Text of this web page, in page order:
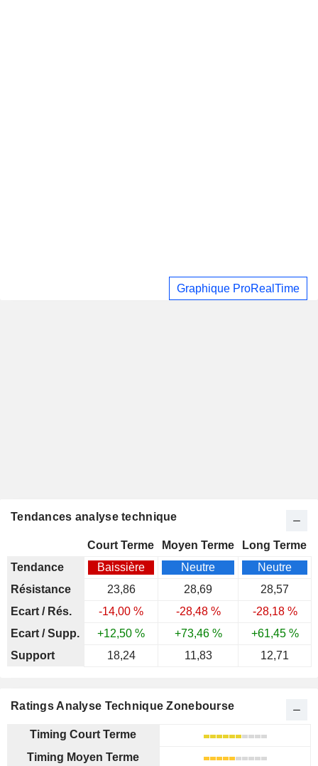
Graphique ProRealTime
Tendances analyse technique
Court Terme Moyen Terme
Long Terme
Tendance
Baissière Neutre
Neutre
Résistance
23,86 28,69
28,57
Ecart / Rés.
-14,00 % -28,48 %
-28,18 %
Ecart / Supp.
+12,50 % +73,46 %
+61,45 %
Support
18,24 11,83 12,71
Ratings Analyse Technique Zonebourse
Timing Court Terme
Timing Moyen Terme